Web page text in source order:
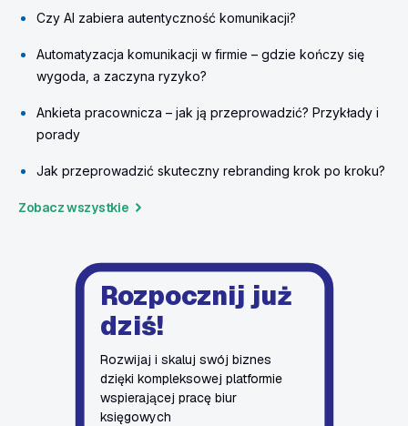
Czy AI zabiera autentyczność komunikacji?
Automatyzacja komunikacji w firmie – gdzie kończy się
wygoda, a zaczyna ryzyko?
Ankieta pracownicza – jak ją przeprowadzić? Przykłady i
porady
Jak przeprowadzić skuteczny rebranding krok po kroku?
Zobacz wszystkie
Rozpocznij już
dziś!
Rozwijaj i skaluj swój biznes
dzięki kompleksowej platformie
wspierającej pracę biur
księgowych